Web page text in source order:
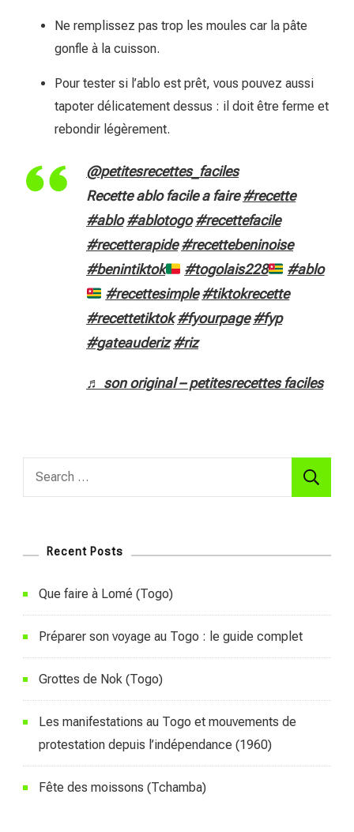
Ne remplissez pas trop les moules car la pâte
gonfle à la cuisson.
Pour tester si l’ablo est prêt, vous pouvez aussi
tapoter délicatement dessus : il doit être ferme et
rebondir légèrement.
@petitesrecettes_faciles
Recette ablo facile a faire#recette
#ablo #ablotogo #recettefacile
#recetterapide #recettebeninoise
#benintiktok
#togolais228
#ablo
#recettesimple #tiktokrecette
#recettetiktok #fyourpage #fyp
#gateauderiz #riz
♬ son original – petitesrecettes faciles
Search
Recent Posts
Que faire à Lomé (Togo)
Préparer son voyage au Togo : le guide complet
Grottes de Nok (Togo)
Les manifestations au Togo et mouvements de
protestation depuis l’indépendance (1960)
Fête des moissons (Tchamba)